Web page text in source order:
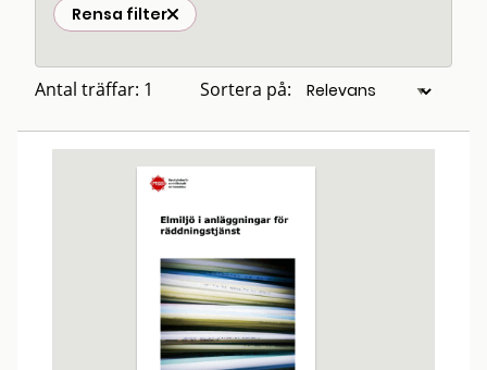
Rensa filter
Antal träffar: 1 Sortera på: